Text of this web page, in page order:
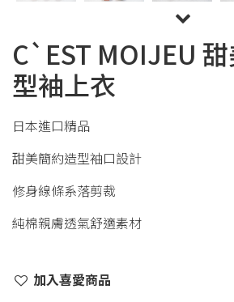
C`EST MOIJEU
型袖上衣
日本進口精品
甜美簡約造型袖口設計
修身線條系落剪裁
純棉親膚透氣舒適素材
加入喜愛商品